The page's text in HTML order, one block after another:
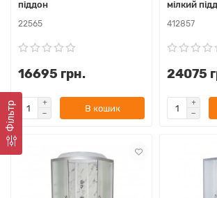
Фiльтр
піддон
22565
16695 грн.
В кошик
мілкий
412857
24075